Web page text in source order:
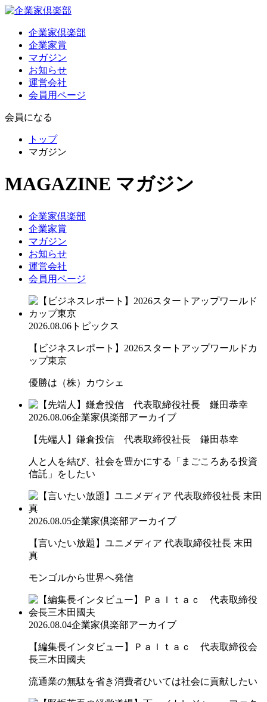
企業家倶楽部
企業家賞
マガジン
お知らせ
運営会社
会員用ページ
会員になる
トップ
マガジン
MAGAZINE マガジン
企業家倶楽部
企業家賞
マガジン
お知らせ
運営会社
会員用ページ
2026.08.06 トピックス
【ビジネスレポート】2026スタートアップワールドカ
ップ東京
優勝は（株）カウシェ
2026.08.06企業家倶楽部アーカイブ
【先端人】鎌倉投信 代表取締役社長 鎌田恭幸
人と人を結び、社会を豊かにする「まごころある投資
信託」をしたい
2026.08.05企業家倶楽部アーカイブ
【言いたい放題】ユニメディア 代表取締役社長 末田
真
モンゴルから世界へ発信
2026.08.04企業家倶楽部アーカイブ
【編集長インタビュー】Ｐａｌｔａｃ 代表取締役会
長三木田國夫
流通業の無駄を省き消費者ひいては社会に貢献したい